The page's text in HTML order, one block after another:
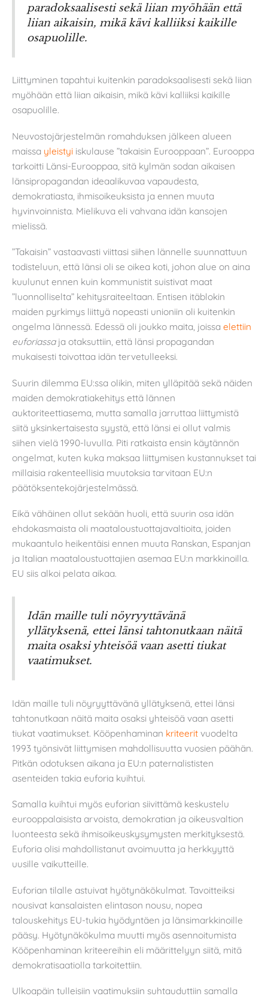
paradoksaalisesti sekä liian myöhään että
liian aikaisin, mikä kävi kalliiksi kaikille
osapuolille.
Liittyminen tapahtui kuitenkin paradoksaalisesti sekä liian
myöhään että liian aikaisin, mikä kävi kalliiksi kaikille
osapuolille.
Neuvostojärjestelmän romahduksen jälkeen alueen
maissa yleistyi iskulause ”takaisin Eurooppaan”. Eurooppa
tarkoitti Länsi-Eurooppaa, sitä kylmän sodan aikaisen
länsipropagandan ideaalikuvaa vapaudesta,
demokratiasta, ihmisoikeuksista ja ennen muuta
hyvinvoinnista. Mielikuva eli vahvana idän kansojen
mielissä.
”Takaisin” vastaavasti viittasi siihen lännelle suunnattuun
todisteluun, että länsi oli se oikea koti, johon alue on aina
kuulunut ennen kuin kommunistit suistivat maat
”luonnolliselta” kehitysraiteeltaan. Entisen itäblokin
maiden pyrkimys liittyä nopeasti unioniin oli kuitenkin
ongelma lännessä. Edessä oli joukko maita, joissa elettiin
euforiassaja otaksuttiin, että länsi propagandan
mukaisesti toivottaa idän tervetulleeksi.
Suurin dilemma EU:ssa olikin, miten ylläpitää sekä näiden
maiden demokratiakehitys että lännen
auktoriteettiasema, mutta samalla jarruttaa liittymistä
siitä yksinkertaisesta syystä, että länsi ei ollut valmis
siihen vielä 1990-luvulla. Piti ratkaista ensin käytännön
ongelmat, kuten kuka maksaa liittymisen kustannukset tai
millaisia rakenteellisia muutoksia tarvitaan EU:n
päätöksentekojärjestelmässä.
Eikä vähäinen ollut sekään huoli, että suurin osa idän
ehdokasmaista oli maataloustuottajavaltioita, joiden
mukaantulo heikentäisi ennen muuta Ranskan, Espanjan
ja Italian maataloustuottajien asemaa EU:n markkinoilla.
EU siis alkoi pelata aikaa.
Idän maille tuli nöyryyttävänä
yllätyksenä, ettei länsi tahtonutkaan näitä
maita osaksi yhteisöä vaan asetti tiukat
vaatimukset.
Idän maille tuli nöyryyttävänä yllätyksenä, ettei länsi
tahtonutkaan näitä maita osaksi yhteisöä vaan asetti
tiukat vaatimukset. Kööpenhaminan kriteerit vuodelta
1993 työnsivät liittymisen mahdollisuutta vuosien päähän.
Pitkän odotuksen aikana ja EU:n paternalististen
asenteiden takia euforia kuihtui.
Samalla kuihtui myös euforian siivittämä keskustelu
eurooppalaisista arvoista, demokratian ja oikeusvaltion
luonteesta sekä ihmisoikeuskysymysten merkityksestä.
Euforia olisi mahdollistanut avoimuutta ja herkkyyttä
uusille vaikutteille.
Euforian tilalle astuivat hyötynäkökulmat. Tavoitteiksi
nousivat kansalaisten elintason nousu, nopea
talouskehitys EU-tukia hyödyntäen ja länsimarkkinoille
pääsy. Hyötynäkökulma muutti myös asennoitumista
Kööpenhaminan kriteereihin eli määrittelyyn siitä, mitä
demokratisaatiolla tarkoitettiin.
Ulkoapäin tulleisiin vaatimuksiin suhtauduttiin samalla